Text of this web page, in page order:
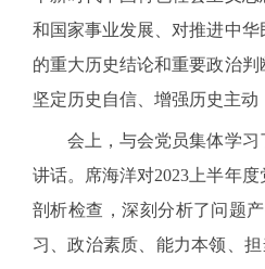
和国家事业发展、对推进中
的重大历史结论和重要政治
坚定历史自信、增强历史主动
会上，与会党员集体学
讲话。 席海洋对2023 上半年
剖析检查，深刻分析了问题
习、政治素质、能力本领、